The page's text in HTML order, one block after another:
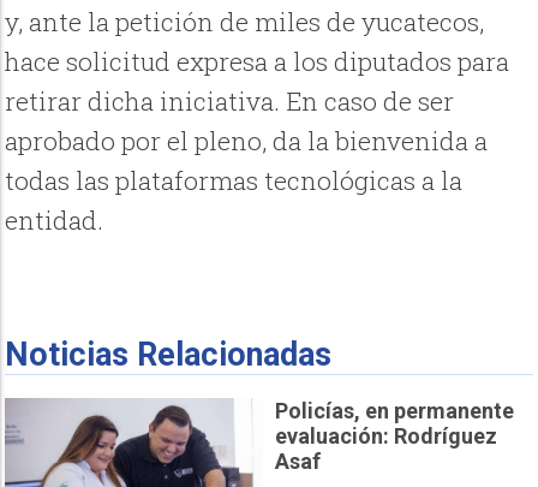
y, ante la petición de miles de yucatecos,
hace solicitud expresa a los diputados para
retirar dicha iniciativa. En caso de ser
aprobado por el pleno, da la bienvenida a
todas las plataformas tecnológicas a la
entidad.
Noticias Relacionadas
Policías, en permanente
evaluación: Rodríguez
Asaf